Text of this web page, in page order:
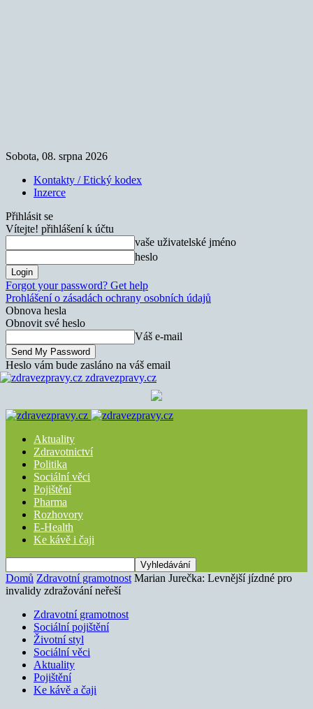
Sobota, 08. srpna 2026
Kontakty / Etický kodex
Inzerce
Přihlásit se
Vítejte! přihlášení k účtu
vaše uživatelské jméno
heslo
Forgot your password? Get help
Prohlášení o zásadách ochrany osobních údajů
Obnova hesla
Obnovit své heslo
Váš e-mail
Heslo vám bude zasláno na váš email
zdravezpravy.cz
Aktuality
Zdravotnictví
Politika
Sociální věci
Pojištění
Pharma
Rozhovory
E-Health
Ke kávě i čaji
Domů Zdravotní gramotnost Marian Jurečka: Levnější jízdné pro
invalidy zdražování neřeší
Zdravotní gramotnost
Sociální pojištění
Životní styl
Sociální věci
Aktuality
Pojištění
Ke kávě a čaji